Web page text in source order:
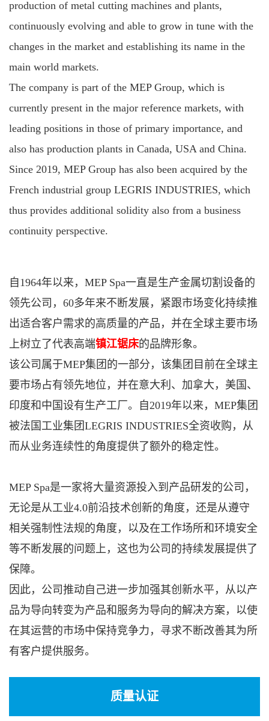
production of metal cutting machines and plants,
continuously evolving and able to grow in tune with the
changes in the market and establishing its name in the
main world markets.
The company is part of the MEP Group, which is
currently present in the major reference markets, with
leading positions in those of primary importance, and
also has production plants in Canada, USA and China.
Since 2019, MEP Group has also been acquired by the
French industrial group LEGRIS INDUSTRIES, which
thus provides additional solidity also from a business
continuity perspective.
自1964年以来，MEP Spa一直是生产金属切割设备的
领先公司，60多年来不断发展，紧跟市场变化持续推
出适合客户需求的高质量的产品，并在全球主要市场
上树立了代表高端镇江锯床的品牌形象。
该公司属于MEP集团的一部分，该集团目前在全球主
要市场占有领先地位，并在意大利、加拿大，美国、
印度和中国设有生产工厂。自2019年以来，MEP集团
被法国工业集团LEGRIS INDUSTRIES全资收购，从
而从业务连续性的角度提供了额外的稳定性。
MEP Spa是一家将大量资源投入到产品研发的公司，
无论是从工业4.0前沿技术创新的角度，还是从遵守
相关强制性法规的角度，以及在工作场所和环境安全
等不断发展的问题上，这也为公司的持续发展提供了
保障。
因此，公司推动自己进一步加强其创新水平，从以产
品为导向转变为产品和服务为导向的解决方案，以使
在其运营的市场中保持竞争力，寻求不断改善其为所
有客户提供服务。
质量认证